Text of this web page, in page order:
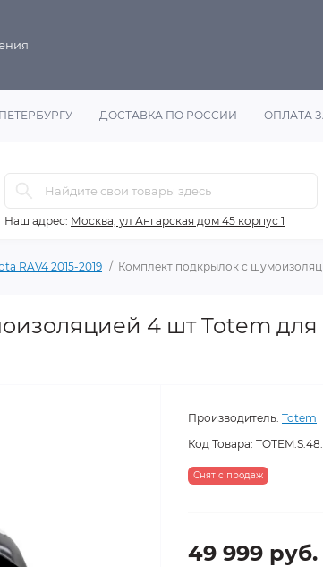
ДОСТАВКА ПО РОССИИ ОПЛАТА
Наш адрес: Москва, ул Ангарская дом 45 корпус 1
RAV4 2015-2019 Комплект подкрылок с
4 шт Totem для
Производитель: Totem
Код Товара:
Снят с продаж
49 999 руб.